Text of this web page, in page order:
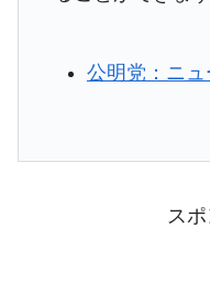
公明党：ニュ
ス